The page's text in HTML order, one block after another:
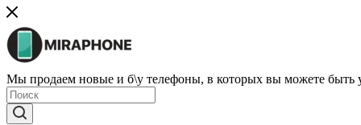
Мы продаем новые и б\у телефоны, в которых вы можете быть